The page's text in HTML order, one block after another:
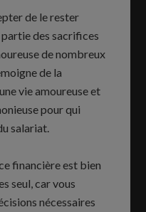
de le rester
des sacrifices
de nombreux
de la
vie amoureuse et
pour qui
salariat.
financière est bien
seul, car vous
nécessaires